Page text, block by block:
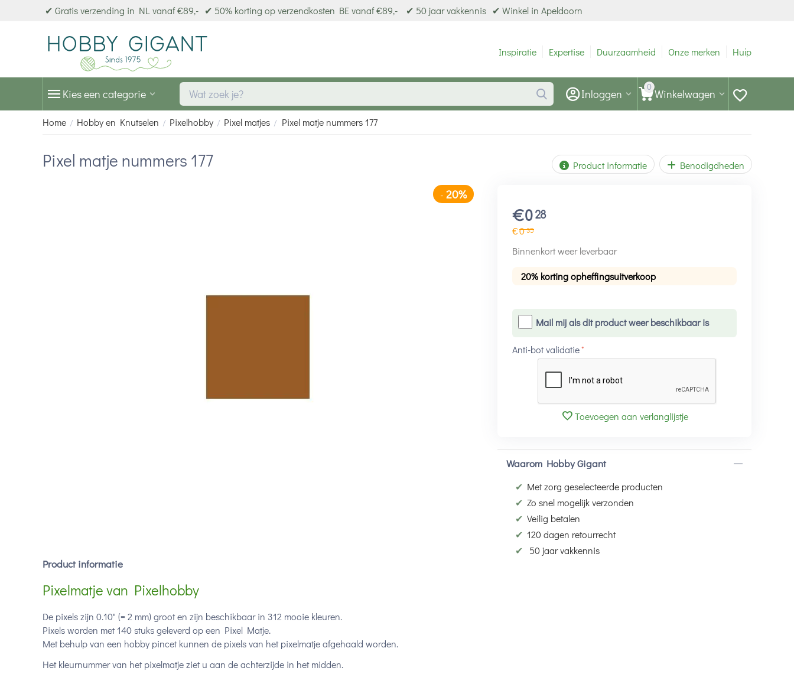
✔ Gratis verzending in NL vanaf €89,- ✔ 50% korting op verzendkosten BE vanaf €89,- ✔ 50 jaar vakkennis ✔ Winkel in Apeldoorn
Inspiratie Expertise Duurzaamheid Onze merken Hulp
Kies een categorie 0 Winkelwagen
Inloggen
Home / Hobby en Knutselen / Pixelhobby / Pixel matjes / Pixel matje nummers 177
Pixel matje nummers 177 Product informatie Benodigdheden
€0 28
€035
Binnenkort weer leverbaar
20% korting opheffingsuitverkoop
Mail mij als dit product weer beschikbaar is
Anti-bot validatie
Toevoegen aan verlanglijstje
Waarom Hobby Gigant
✔ Met zorg geselecteerde producten
✔ Zo snel mogelijk verzonden
✔ Veilig betalen
✔ 120 dagen retourrecht
✔
50 jaar vakkennis
Product informatie
Pixelmatje van Pixelhobby
De pixels zijn 0.10" (= 2 mm) groot en zijn beschikbaar in 312 mooie kleuren.
Pixels worden met 140 stuks geleverd op een Pixel Matje.
Met behulp van een hobby pincet kunnen de pixels van het pixelmatje afgehaald worden.
Het kleurnummer van het pixelmatje ziet u aan de achterzijde in het midden.